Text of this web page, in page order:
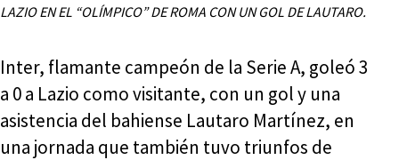
LAZIO EN EL “OLÍMPICO” DE ROMA CON UN GOL DE LAUTARO.
Inter, flamante campeón de la Serie A, goleó 3
a 0 a Lazio como visitante, con un gol y una
asistencia del bahiense Lautaro Martínez, en
una jornada que también tuvo triunfos de